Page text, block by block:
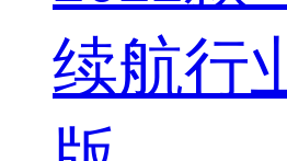
续航行